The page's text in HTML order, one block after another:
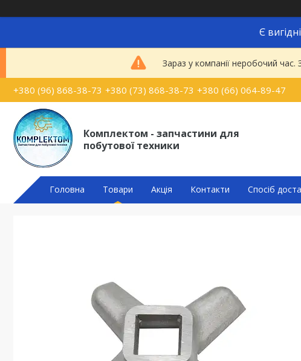
Є
Зараз у компанії неробочий
+380 (96) 868-38-73 +380 (73) 868-38-73 +380 (66) 064-89-47
Комплектом - запчастини для
побутової техники
Головна Товари Акція Контакти Спосіб